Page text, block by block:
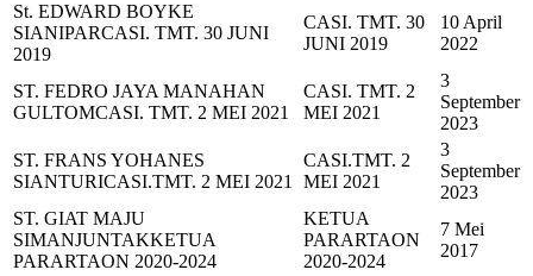
St. EDWARD BOYKE
SIANIPARCASI. TMT. 30 JUNI
2019
CASI. TMT. 30
JUNI 2019
10 April
2022
ST. FEDRO JAYA MANAHAN
GULTOMCASI. TMT. 2 MEI 2021
CASI. TMT. 2
MEI 2021
3
September
2023
ST. FRANS YOHANES
SIANTURICASI.TMT. 2 MEI 2021
CASI.TMT. 2
MEI 2021
3
September
2023
ST. GIAT MAJU
SIMANJUNTAKKETUA
PARARTAON 2020-2024
KETUA
PARARTAON
2020-2024
7 Mei
2017